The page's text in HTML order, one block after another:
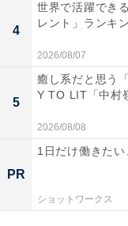
A post
1位は、菜々緒さん
当時大学生だった
レクション」でグ
武器に『PINKY』
などのファッショ
4
世界で活躍でき
レント」ランキ
2026/08/07
5
癒し系だと思う
Y TO LIT「中村
2026/08/08
PR
1日だけ働きた
ショットワークス